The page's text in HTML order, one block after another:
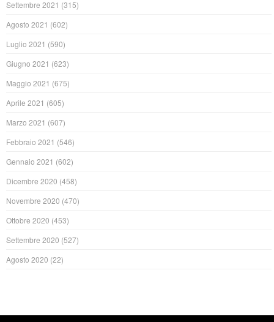
Settembre 2021 (315)
Agosto 2021 (602)
Luglio 2021 (590)
Giugno 2021 (623)
Maggio 2021 (675)
Aprile 2021 (605)
Marzo 2021 (607)
Febbraio 2021 (546)
Gennaio 2021 (602)
Dicembre 2020 (458)
Novembre 2020 (470)
Ottobre 2020 (453)
Settembre 2020 (527)
Agosto 2020 (22)